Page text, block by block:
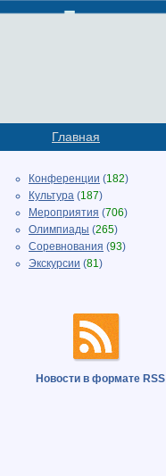
Главная
Конференции (182)
Культура (187)
Мероприятия (706)
Олимпиады (265)
Соревнования (93)
Экскурсии (81)
Новости в формате RSS